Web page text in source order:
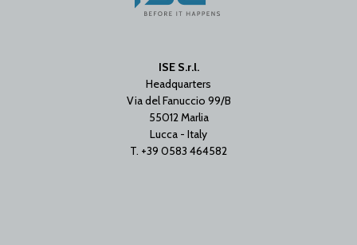
ISE S.r.l.
Headquarters
Via del Fanuccio 99/B
55012 Marlia
Lucca - Italy
T. +39 0583 464582